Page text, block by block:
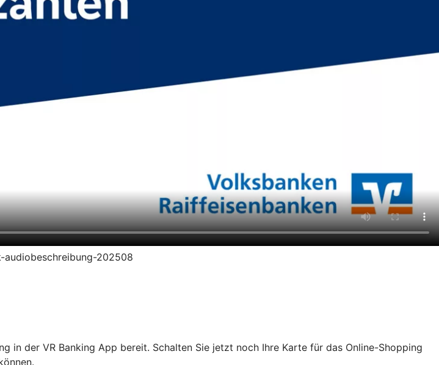
202508
der VR Banking App bereit. Schalten Sie jetzt noch Ihre Karte für das Online-Shopping